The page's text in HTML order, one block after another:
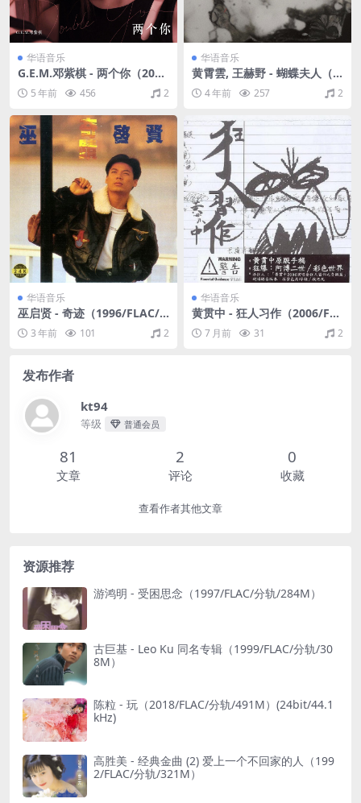
华语音乐
G.E.M.邓紫棋 - 两个你（202
1/FLAC/EP分轨/38.4M）
5 年前 456 2
华语音乐
黄霄雲, 王赫野 - 蝴蝶夫人（2
022/FLAC/Single单曲/21.9
M）4 年前 257 2
华语音乐
巫启贤 - 奇迹（1996/FLAC/
分轨/429M）
3 年前 101 2
华语音乐
黄贯中 - 狂人习作（2006/FL
AC/EP分轨/214M）
7 月前 31 2
发布作者
kt94
等级 普通会员
81
文章
2
评论
0
收藏
查看作者其他文章
资源推荐
游鸿明 - 受困思念（1997/FLAC/分轨/284M）
古巨基 - Leo Ku 同名专辑（1999/FLAC/分轨/30
8M）
陈粒 - 玩（2018/FLAC/分轨/491M）(24bit/44.1
kHz)
高胜美 - 经典金曲 (2) 爱上一个不回家的人（199
2/FLAC/分轨/321M）